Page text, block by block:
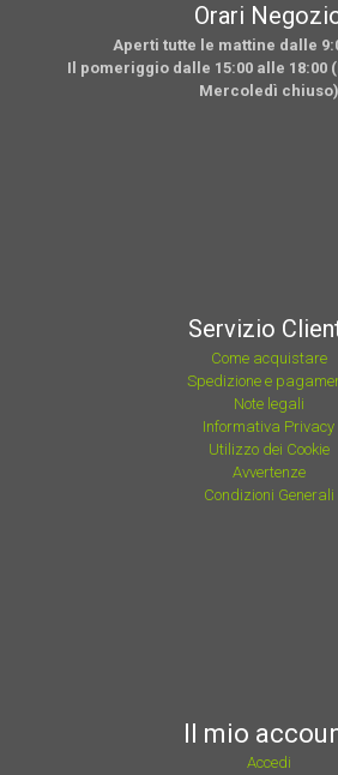
Orari
Aperti tutte le mattine dalle
Il pomeriggio dalle 15:00 alle 18:00
Mercoledì chiuso)
Servizio
Come acquistare
Spedizione e
Note legali
Informativa Privacy
Utilizzo dei Cookie
Avvertenze
Condizioni Generali
Il mio
Accedi